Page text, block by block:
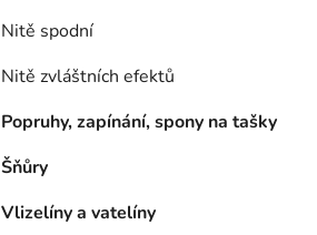
Nitě spodní
Nitě zvláštních efektů
Popruhy, zapínání, spony na tašky
Šňůry
Vlizelíny a vatelíny